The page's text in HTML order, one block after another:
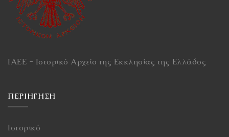
ΙΑΕΕ - Ιστορικό Αρχείο της Εκκλησίας της Ελλάδος
ΠΕΡΙΉΓΗΣΗ
Ιστορικό